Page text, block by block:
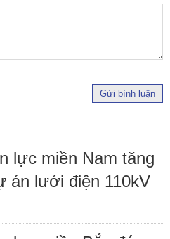
Gửi bình luận
lực miền Nam tăng
án lưới điện 110kV